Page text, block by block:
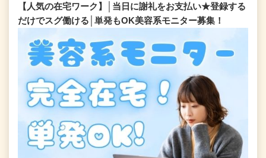
【人気の在宅ワーク】│当日に謝礼をお支払い★登録する
だけでスグ働ける│単発もOK美容系モニター募集！